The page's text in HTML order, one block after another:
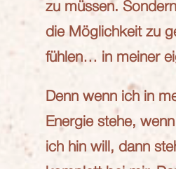
zu müssen.
die Möglichkeit zu
fühlen… in meiner
Denn wenn ich in
Energie stehe,
ich hin will, dann